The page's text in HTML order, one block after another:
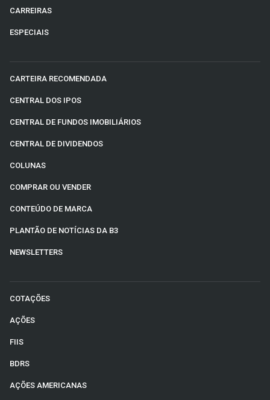
CARREIRAS
ESPECIAIS
CARTEIRA RECOMENDADA
CENTRAL DOS IPOS
CENTRAL DE FUNDOS IMOBILIÁRIOS
CENTRAL DE DIVIDENDOS
COLUNAS
COMPRAR OU VENDER
CONTEÚDO DE MARCA
PLANTÃO DE NOTÍCIAS DA B3
NEWSLETTERS
COTAÇÕES
AÇÕES
FIIS
BDRS
AÇÕES AMERICANAS